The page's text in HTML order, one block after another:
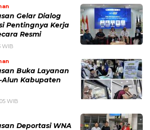
Gelar Dialog
Pentingnya Kerja
Resmi
WIB
Buka Layanan
Kabupaten
WIB
Deportasi WNA